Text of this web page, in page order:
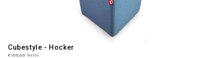
Cubestyle - Hocker
€100,00 Netto